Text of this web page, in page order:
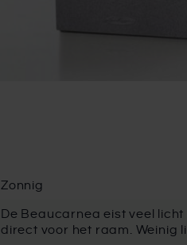
Zonnig
De Beaucarnea eist veel
direct voor het raam. Weinig